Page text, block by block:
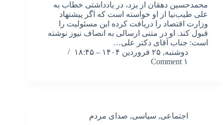
محمدحسین دهقان از یزد، در یادداشتی خطاب به
علی طیب‌نیا از او خواسته است که اگر پیشنهاد
وزارت اقتصاد را دریافت کرده این مسئولیت را
قبول کند. او در متنی ارسالی به انصاف نیوز نوشته
است: جناب آقای دکتر علی…
دوشنبه, ۲۵ فروردین ۱۴۰۴ – ۱۸:۴۵
۱ Comment
اجتماعی, سیاسی, صدای مردم